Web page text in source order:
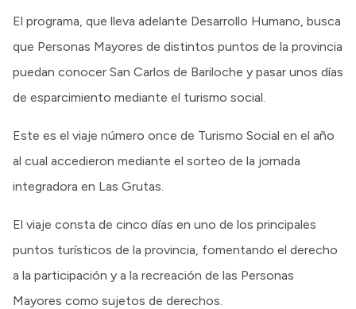
El programa, que lleva adelante Desarrollo Humano, busca
que Personas Mayores de distintos puntos de la provincia
puedan conocer San Carlos de Bariloche y pasar unos días
de esparcimiento mediante el turismo social.
Este es el viaje número once de Turismo Social en el año
al cual accedieron mediante el sorteo de la jornada
integradora en Las Grutas.
El viaje consta de cinco días en uno de los principales
puntos turísticos de la provincia, fomentando el derecho
a la participación y a la recreación de las Personas
Mayores como sujetos de derechos.